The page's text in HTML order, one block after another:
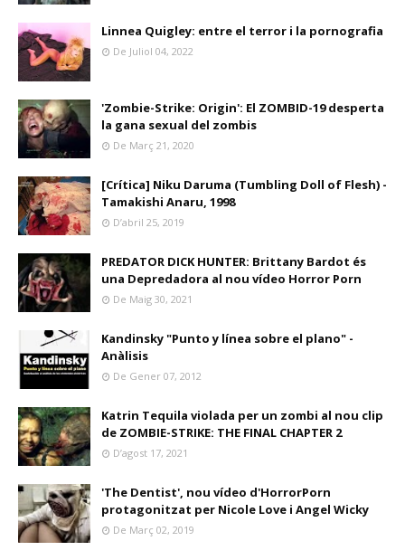
Linnea Quigley: entre el terror i la pornografia
De Juliol 04, 2022
'Zombie-Strike: Origin': El ZOMBID-19 desperta
la gana sexual del zombis
De Març 21, 2020
[Crítica] Niku Daruma (Tumbling Doll of Flesh) -
Tamakishi Anaru, 1998
D’abril 25, 2019
PREDATOR DICK HUNTER: Brittany Bardot és
una Depredadora al nou vídeo Horror Porn
De Maig 30, 2021
Kandinsky "Punto y línea sobre el plano" -
Anàlisis
De Gener 07, 2012
Katrin Tequila violada per un zombi al nou clip
de ZOMBIE-STRIKE: THE FINAL CHAPTER 2
D’agost 17, 2021
'The Dentist', nou vídeo d'HorrorPorn
protagonitzat per Nicole Love i Angel Wicky
De Març 02, 2019